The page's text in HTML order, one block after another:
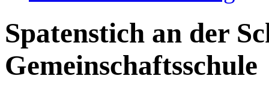
Spatenstich an der
Gemeinschaftsschule